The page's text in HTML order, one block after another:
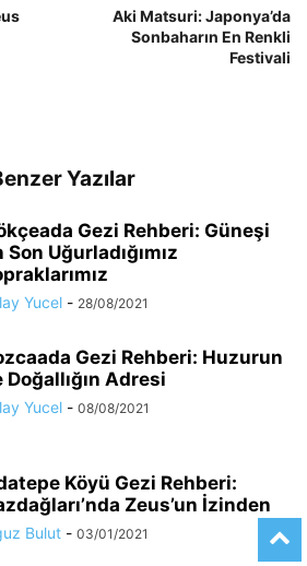
Aki Matsuri: Japonya’da
Sonbaharın En Renkli
Festivali
Yazılar
Gezi Rehberi: Güneşi
Son Uğurladığımız
Yucel - 28/08/2021
Gezi Rehberi: Huzurun
Doğallığın Adresi
Yucel - 08/08/2021
Köyü Gezi Rehberi:
Zeus’un İzinden
Bulut - 03/01/2021